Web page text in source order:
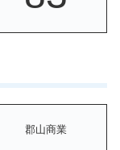
郡山商業